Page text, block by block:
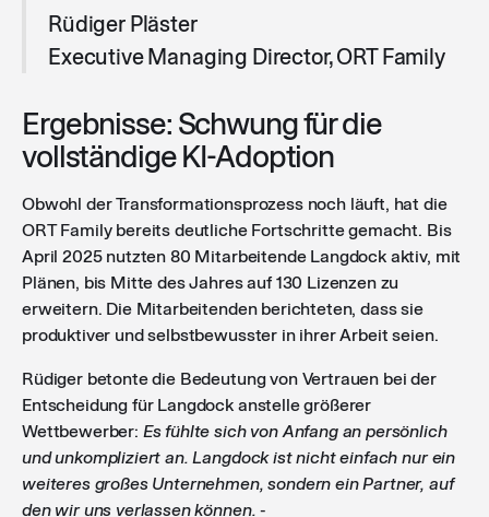
Rüdiger Pläster
Executive Managing Director, ORT Family
Ergebnisse: Schwung für die
vollständige KI-Adoption
Obwohl der Transformationsprozess noch läuft, hat die
ORT Family bereits deutliche Fortschritte gemacht. Bis
April 2025 nutzten 80 Mitarbeitende Langdock aktiv, mit
Plänen, bis Mitte des Jahres auf 130 Lizenzen zu
erweitern. Die Mitarbeitenden berichteten, dass sie
produktiver und selbstbewusster in ihrer Arbeit seien.
Rüdiger betonte die Bedeutung von Vertrauen bei der
Entscheidung für Langdock anstelle größerer
Wettbewerber: Es fühlte sich von Anfang an persönlich
und unkompliziert an. Langdock ist nicht einfach nur ein
weiteres großes Unternehmen, sondern ein Partner, auf
den wir uns verlassen können.-